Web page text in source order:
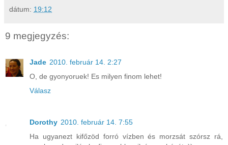
dátum: 19:12
9 megjegyzés:
Jade 2010. február 14. 2:27
O, de gyonyoruek! Es milyen finom lehet!
Válasz
Dorothy 2010. február 14. 7:55
Ha ugyanezt kifőzöd forró vízben és morzsát szórsz rá,